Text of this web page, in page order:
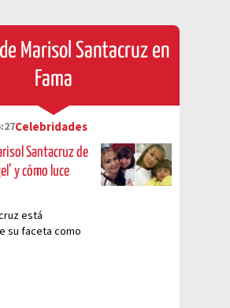
Marisol Santacruz en
Fama
Celebridades
Santacruz de
y cómo luce
está
su faceta como